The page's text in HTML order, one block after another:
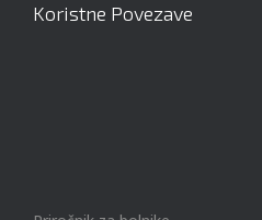
Koristne Povezave